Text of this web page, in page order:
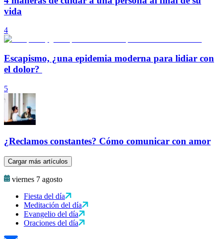
vida
4
Escapismo, ¿una epidemia moderna para lidiar con
el dolor?
5
¿Reclamos constantes? Cómo comunicar con amor
Cargar más artículos
viernes 7 agosto
Fiesta del día
Meditación del día
Evangelio del día
Oraciones del día